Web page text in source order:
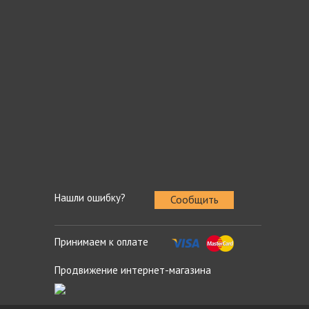
Нашли ошибку? Сообщить
Принимаем к оплате
Продвижение интернет-магазина